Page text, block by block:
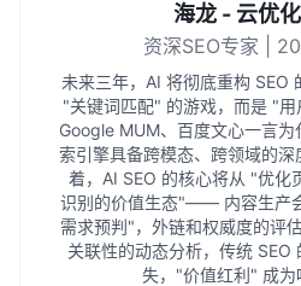
海龙 - 云优
资深SEO专家 |
未来三年，AI 将彻底重构 SEO
"关键词匹配" 的游戏，而是 "
Google MUM、百度文心一言
索引擎具备跨模态、跨领域的
着，AI SEO 的核心将从 "优化
识别的价值生态"—— 内容生产
需求预判"，外链和权威度的评
关联性的动态分析，传统 SEO
失，"价值红利" 成为